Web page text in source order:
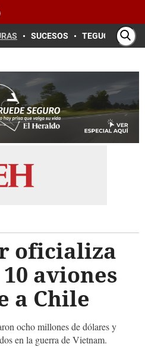
SUCESOS TEGUCIGALPA
oficializa
aviones
a Chile
ocho millones de dólares y
en la guerra de Vietnam.